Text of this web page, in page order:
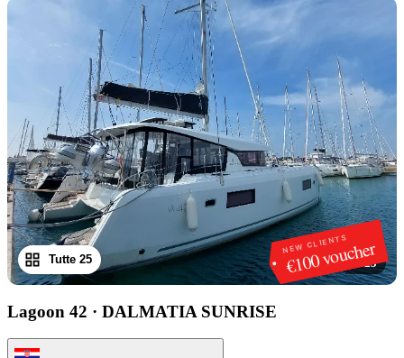
NEW CLIENTS
€100 voucher
1/25
Tutte 25
Lagoon 42 · DALMATIA SUNRISE